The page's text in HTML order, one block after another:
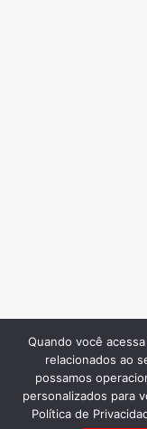
Quando você
relacionados ao
possamos
personalizados para
Política de